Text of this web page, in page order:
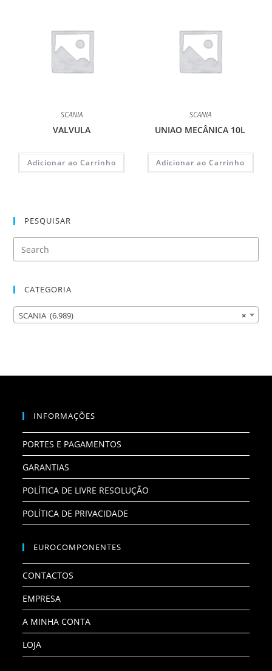
SCANIA
VALVULA
Adicionar ao Carrinho
SCANIA
UNIAO MECÂNICA 10L
Adicionar ao Carrinho
PESQUISAR
CATEGORIA
×
SCANIA (6.989)
INFORMAÇÕES
PORTES E PAGAMENTOS
GARANTIAS
POLÍTICA DE LIVRE RESOLUÇÃO
POLÍTICA DE PRIVACIDADE
EUROCOMPONENTES
CONTACTOS
EMPRESA
A MINHA CONTA
LOJA